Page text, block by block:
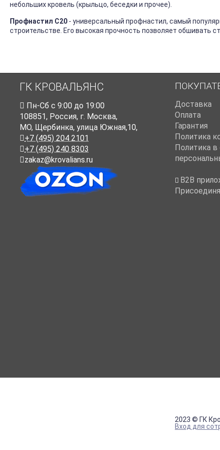
небольших кровель (крыльцо, беседки и прочее).
Профнастил С20 - универсальный профнастил, самый
строительстве. Его высокая прочность позволяет обшивать
ГК КРОВАЛЬЯНС
Пн-Cб с 9:00 до 19:00
108851, Россия, г. Москва,
МО, Щербинка, улица Южная,10,
+7 (495) 204 2101
+7 (495) 240 8303
zakaz@krovalians.ru
Доставка
Оплата
Гарантия
Политика
Политика
B2B
2023 © ГК
Вход для